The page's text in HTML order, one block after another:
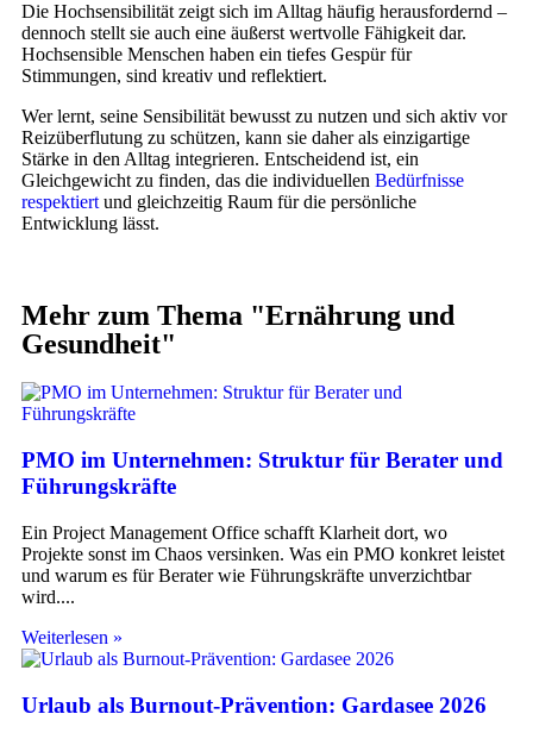
Die Hochsensibilität zeigt sich im Alltag häufig herausfordernd –
dennoch stellt sie auch eine äußerst wertvolle Fähigkeit dar.
Hochsensible Menschen haben ein tiefes Gespür für
Stimmungen, sind kreativ und reflektiert.
Wer lernt, seine Sensibilität bewusst zu nutzen und sich aktiv vor
Reizüberflutung zu schützen, kann sie daher als einzigartige
Stärke in den Alltag integrieren. Entscheidend ist, ein
Gleichgewicht zu finden, das die individuellen Bedürfnisse
respektiertund gleichzeitig Raum für die persönliche
Entwicklung lässt.
Mehr zum Thema "Ernährung und
Gesundheit"
PMO im Unternehmen: Struktur für Berater und
Führungskräfte
Ein Project Management Office schafft Klarheit dort, wo
Projekte sonst im Chaos versinken. Was ein PMO konkret leistet
und warum es für Berater wie Führungskräfte unverzichtbar
wird.
Weiterlesen »
Urlaub als Burnout-Prävention: Gardasee 2026